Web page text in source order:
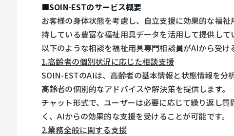
カメラ
Wi-Fi
SaaS
AI
おすすめ
SIM
スマホ
■SOIN-ESTのサービス概要
お客様の身体状態を考慮し、自立支援に効果的な福
持している豊富な福祉用具データを活用して提供し
以下のような相談を福祉用具専門相談員がAIから受け
1.高齢者の個別状況に応じた相談支援
SOIN-ESTのAIは、高齢者の基本情報と状態情報を
高齢者の個別的なアドバイスや解決策を提供します。
チャット形式で、ユーザーは必要に応じて繰り返し
く、AIからの効果的な支援を受けることが可能です。
2.業務全般に関する支援